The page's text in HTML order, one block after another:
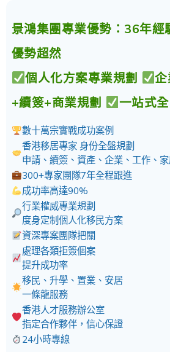
景鴻集團專業優勢：36年經
優勢超然
個人化方案專業規劃
+續簽+商業規劃
一站式
數十萬宗實戰成功案例
香港移居專家 身份全盤規劃
申請、續簽、資產、企業、工作、
300+專家團隊7年全程跟進
成功率高達90%
行業權威專業規劃
度身定制個人化移民方案
資深專案團隊把關
處理各類拒簽個案
提升成功率
移民、升學、置業、安居
一條龍服務
香港人才服務辦公室
指定合作夥伴，信心保證
24小時專線